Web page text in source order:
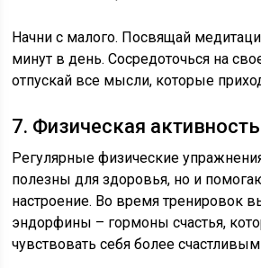
Начни с малого. Посвящай
минут в день. Сосредоточься на
отпускай все мысли, которые
7. Физическая активность
Регулярные физические
полезны для здоровья, но и
настроение. Во время тренировок
эндорфины – гормоны счастья,
чувствовать себя более